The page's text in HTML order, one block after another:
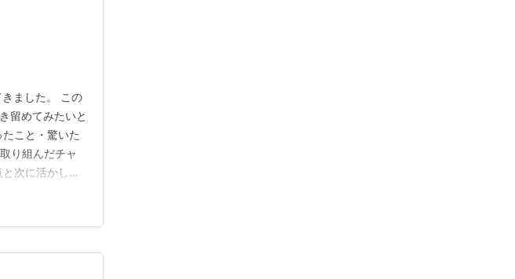
ました。 この
留めてみたいと
こと・驚いた
り組んだチャ
次に活かした
積み重ねが今